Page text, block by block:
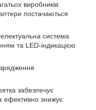
виробників
постачаються
система
та LED-індикацією
забезпечує
ефективно знижує